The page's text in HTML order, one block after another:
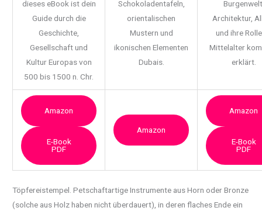
dieses eBook ist dein
Guide durch die
Geschichte,
Gesellschaft und
Kultur Europas von
500 bis 1500 n. Chr.
Schokoladentafeln,
orientalischen
Mustern und
ikonischen Elementen
Dubais.
Architektur,
und ihre
Mittelalter
erklärt.
Amazon
E-Book
PDF
Amazon
Amazon
E-Book
PDF
Töpfereistempel. Petschaftartige Instrumente aus Horn oder Bronze
(solche aus Holz habennicht überdauert), in deren flaches Ende ein